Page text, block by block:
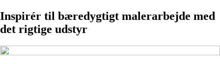
Inspirér til bæredygtigt malerarbejde med
det rigtige udstyr